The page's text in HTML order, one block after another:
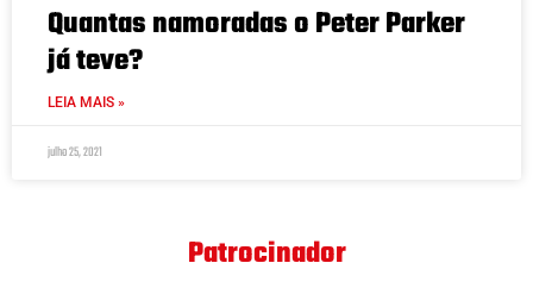
Quantas namoradas o Peter Parker
já teve?
LEIA MAIS »
julho 25, 2021
Patrocinador